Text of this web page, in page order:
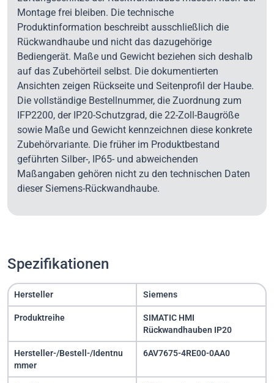
Montage frei bleiben. Die technische
Produktinformation beschreibt ausschließlich die
Rückwandhaube und nicht das dazugehörige
Bediengerät. Maße und Gewicht beziehen sich deshalb
auf das Zubehörteil selbst. Die dokumentierten
Ansichten zeigen Rückseite und Seitenprofil der Haube.
Die vollständige Bestellnummer, die Zuordnung zum
IFP2200, der IP20-Schutzgrad, die 22-Zoll-Baugröße
sowie Maße und Gewicht kennzeichnen diese konkrete
Zubehörvariante. Die früher im Produktbestand
geführten Silber-, IP65- und abweichenden
Maßangaben gehören nicht zu den technischen Daten
dieser Siemens-Rückwandhaube.
Spezifikationen
Hersteller Siemens
Produktreihe
SIMATIC HMI
Rückwandhauben IP20
Hersteller-/Bestell-/Identnu
mmer
6AV7675-4RE00-0AA0